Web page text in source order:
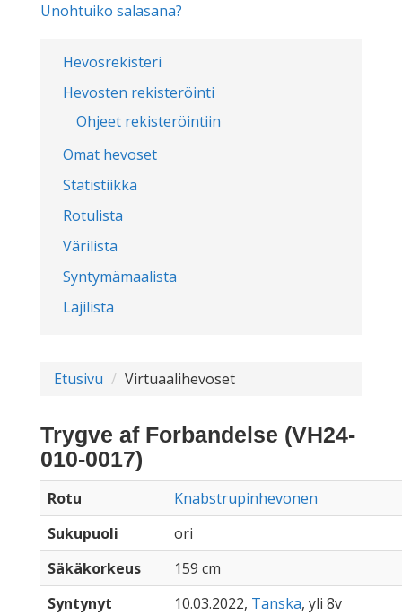
Hevosrekisteri
Hevosten rekisteröinti
Ohjeet rekisteröintiin
Omat hevoset
Statistiikka
Rotulista
Värilista
Syntymämaalista
Lajilista
Unohtuiko salasana?
Etusivu Virtuaalihevoset
Trygve af Forbandelse (VH24-
010-0017)
Rotu
Knabstrupinhevonen
Sukupuoli
ori
Säkäkorkeus
159 cm
Syntynyt
10.03.2022, Tanska, yli 8v